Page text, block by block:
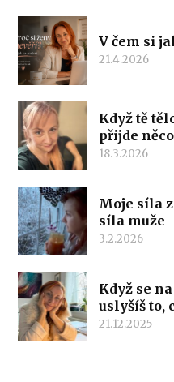
V čem si
21.4.2026
Když tě
přijde
18.3.2026
Moje síla
síla muže
3.2.2026
Když se
uslyšíš to,
21.12.2025